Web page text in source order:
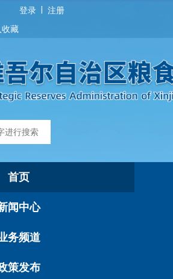
登录
注册
收藏
首页
闻中心
务频道
策发布